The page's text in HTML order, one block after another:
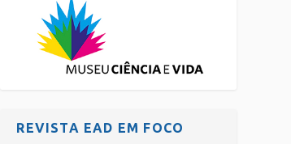
REVISTA EAD EM FOCO